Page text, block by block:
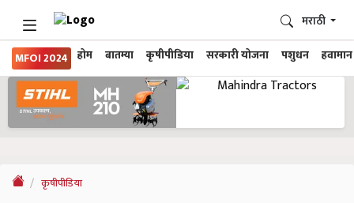
MFOI 2024 होम बातम्या कृषीपीडिया सरकारी योजना पशुधन हवामान
मराठी
कृषीपीडिया